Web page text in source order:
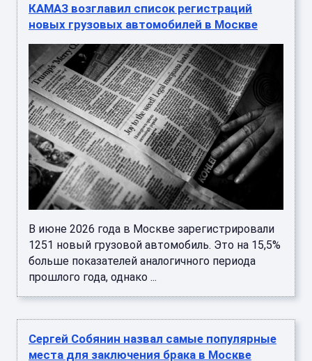
КАМАЗ возглавил список регистраций
новых грузовых автомобилей в Москве
В июне 2026 года в Москве зарегистрировали
1251 новый грузовой автомобиль. Это на 15,5%
больше показателей аналогичного периода
прошлого года, однако ...
Сергей Собянин назвал самые популярные
места для заключения брака в Москве